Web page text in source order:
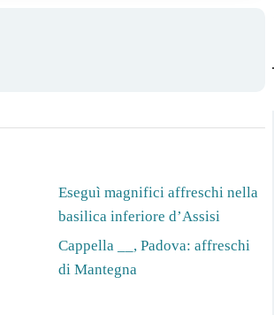
Eseguì magnifici affreschi nella
basilica inferiore d’Assisi
Cappella __, Padova: affreschi
di Mantegna